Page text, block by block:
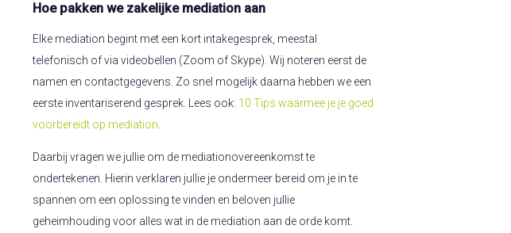
Hoe pakken we zakelijke mediation aan
Elke mediation begint met een kort intakegesprek, meestal
telefonisch of via videobellen (Zoom of Skype). Wij noteren eerst de
namen en contactgegevens. Zo snel mogelijk daarna hebben we een
eerste inventariserend gesprek. Lees ook: 10 Tips waarmee je je goed
voorbereidt op mediation.
Daarbij vragen we jullie om de mediationovereenkomst te
ondertekenen. Hierin verklaren jullie je ondermeer bereid om je in te
spannen om een oplossing te vinden en beloven jullie
geheimhouding voor alles wat in de mediation aan de orde komt.